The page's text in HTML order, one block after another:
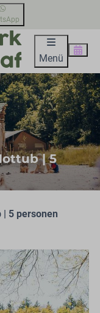
Menü
| 5
| 5 personen